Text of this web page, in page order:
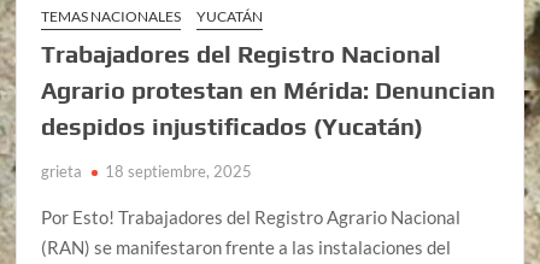
TEMAS NACIONALES
YUCATÁN
Trabajadores del Registro Nacional
Agrario protestan en Mérida: Denuncian
despidos injustificados (Yucatán)
grieta 18 septiembre, 2025
Por Esto! Trabajadores del Registro Agrario Nacional
(RAN) se manifestaron frente a las instalaciones del